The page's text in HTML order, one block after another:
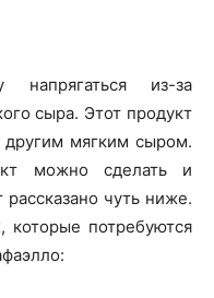
из-за
сыра. Этот продукт
мягким сыром.
можно сделать и
чуть ниже.
которые потребуются